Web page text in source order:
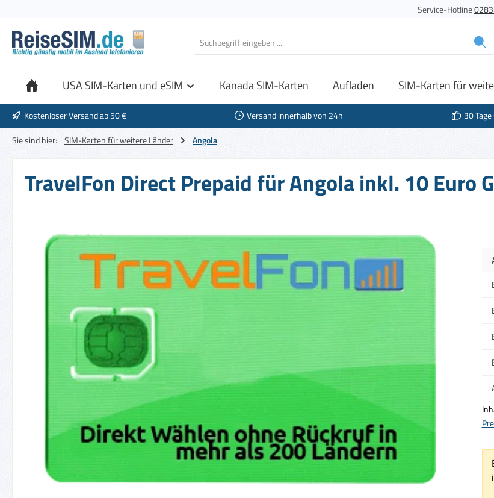
Service-Hotline
USA SIM-Karten und eSIM Kanada SIM-Karten Aufladen SIM-Karten für
Kostenloser Versand ab 50 € Versand innerhalb von 24h 30
Sie sind hier:
SIM-Karten für weitere Länder Angola
TravelFon Direct Prepaid für Angola inkl. 10 Euro
Bildergalerie überspringen